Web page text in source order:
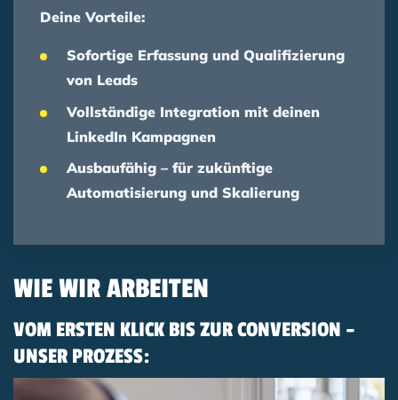
Deine Vorteile:
Sofortige Erfassung und Qualifizierung
von Leads
Vollständige Integration mit deinen
LinkedIn Kampagnen
Ausbaufähig – für zukünftige
Automatisierung und Skalierung
WIE WIR ARBEITEN
VOM ERSTEN KLICK BIS ZUR CONVERSION –
UNSER PROZESS: